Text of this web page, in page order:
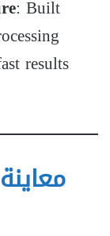
: Built
results